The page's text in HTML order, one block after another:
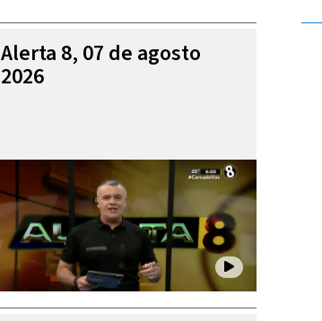
Alerta 8, 07 de agosto
2026